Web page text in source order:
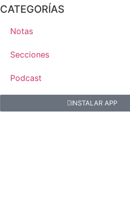
CATEGORÍAS
Notas
Secciones
Podcast
INSTALAR APP